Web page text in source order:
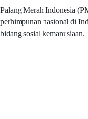
Palang Merah Indonesia
perhimpunan nasional di
bidang sosial kemanusiaan.